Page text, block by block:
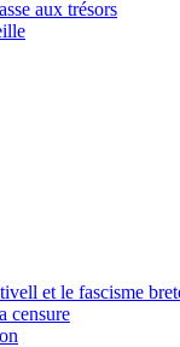
aux trésors
et le fascisme
censure